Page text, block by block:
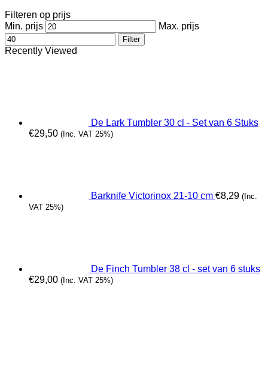
Filteren op prijs
Min. prijs
Max. prijs
Filter
Recently Viewed
De Lark Tumbler 30 cl - Set van 6 Stuks
€29,50 (Inc. VAT 25%)
Barknife Victorinox 21-10 cm €8,29 (Inc.
VAT 25%)
De Finch Tumbler 38 cl - set van 6 stuks
€29,00 (Inc. VAT 25%)